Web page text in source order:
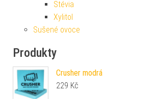
Stévia
Xylitol
Sušené ovoce
Produkty
Crusher modrá
229 Kč